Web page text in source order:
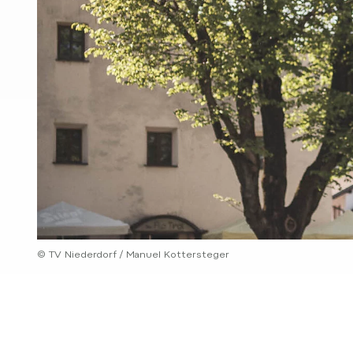
© TV Niederdorf / Manuel Kottersteger